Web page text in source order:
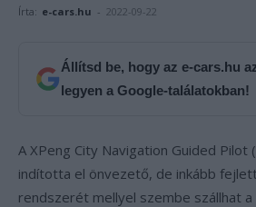
Írta: e-cars.hu - 2022-09-22
Állítsd be, hogy az e-cars.hu
legyen a Google-találatokban!
A XPeng City Navigation Guided Pilot
indította el önvezető, de inkább
rendszerét mellyel szembe szállhat a